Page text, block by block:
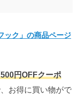
ック」の商品ページ
円OFFクーポ
お得に買い物がで